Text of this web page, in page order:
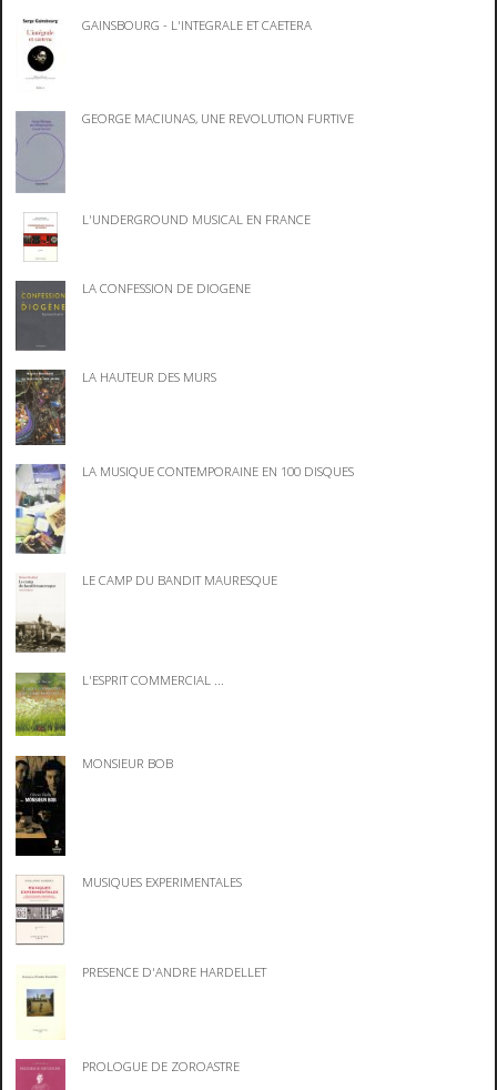
GAINSBOURG - L'INTEGRALE ET CAETERA
GEORGE MACIUNAS, UNE REVOLUTION FURTIVE
L'UNDERGROUND MUSICAL EN FRANCE
LA CONFESSION DE DIOGENE
LA HAUTEUR DES MURS
LA MUSIQUE CONTEMPORAINE EN 100 DISQUES
LE CAMP DU BANDIT MAURESQUE
L'ESPRIT COMMERCIAL ...
MONSIEUR BOB
MUSIQUES EXPERIMENTALES
PRESENCE D'ANDRE HARDELLET
PROLOGUE DE ZOROASTRE